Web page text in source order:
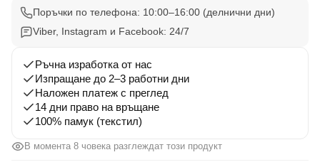
003
Поръчки по телефона: 10:00–16:00 (делнични дни)
Viber, Instagram и Facebook: 24/7
Ръчна изработка от нас
Изпращане до 2–3 работни дни
Наложен платеж с преглед
14 дни право на връщане
100% памук (текстил)
В момента 8 човека разглеждат този продукт